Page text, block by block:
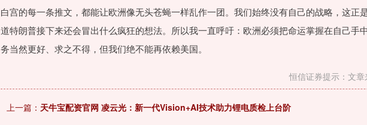
白宫的每一条推文，都能让欧洲像无头苍蝇一样乱作一团。我们始终没有自己的战略，这正
道特朗普接下来还会冒出什么疯狂的想法。所以我一直呼吁：欧洲必须把命运掌握在自己手
务当然更好、求之不得，但我们绝不能再依赖美国。
恒信证券提示：文章
上一篇： 天牛宝配资官网 凌云光：新一代Vision+AI技术助力锂电质检上台阶